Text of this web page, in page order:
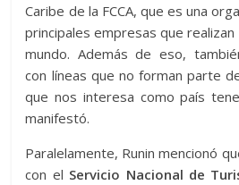
Caribe de la FCCA, que es una
principales empresas que
mundo. Además de eso,
con líneas que no forman parte
que nos interesa como país
manifestó.
Paralelamente, Runin mencionó
con el Servicio Nacional de